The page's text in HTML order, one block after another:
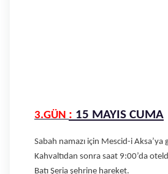
3.GÜN : 15 MAYIS CUMA
Sabah namazı için Mescid-i Aksa’ya
Kahvaltıdan sonra saat 9:00’da
Batı Şeria şehrine hareket.